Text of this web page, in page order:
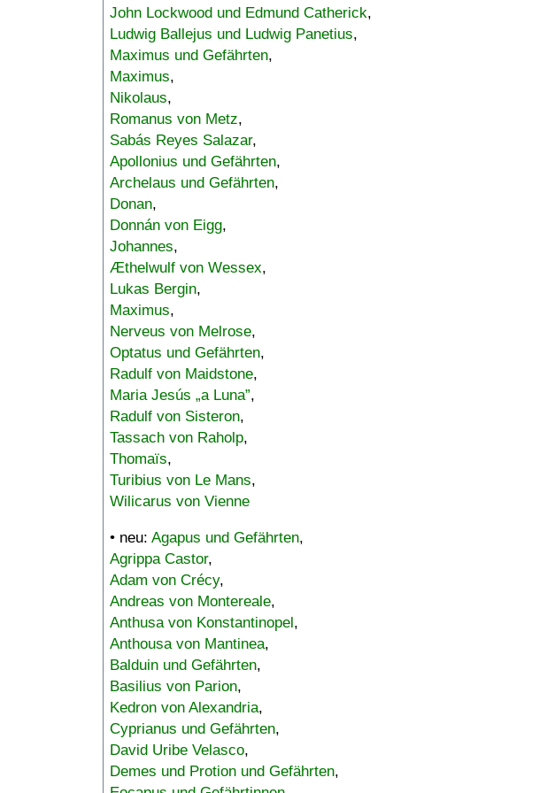
John Lockwood und Edmund Catherick,
Ludwig Ballejus und Ludwig Panetius,
Maximus und Gefährten,
Maximus,
Nikolaus,
Romanus von Metz,
Sabás Reyes Salazar,
Apollonius und Gefährten,
Archelaus und Gefährten,
Donan,
Donnán von Eigg,
Johannes,
Æthelwulf von Wessex,
Lukas Bergin,
Maximus,
Nerveus von Melrose,
Optatus und Gefährten,
Radulf von Maidstone,
Maria Jesús „a Luna”,
Radulf von Sisteron,
Tassach von Raholp,
Thomaïs,
Turibius von Le Mans,
Wilicarus von Vienne
• neu: Agapus und Gefährten,
Agrippa Castor,
Adam von Crécy,
Andreas von Montereale,
Anthusa von Konstantinopel,
Anthousa von Mantinea,
Balduin und Gefährten,
Basilius von Parion,
Kedron von Alexandria,
Cyprianus und Gefährten,
David Uribe Velasco,
Demes und Protion und Gefährten,